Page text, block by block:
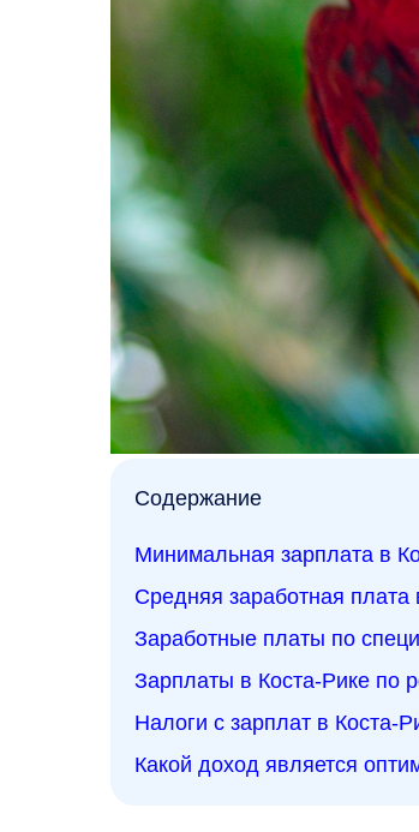
Содержание
Минимальная зарплата в
Средняя заработная плата
Заработные платы по
Зарплаты в Коста-Рике по
Налоги с зарплат в Коста-
Какой доход является